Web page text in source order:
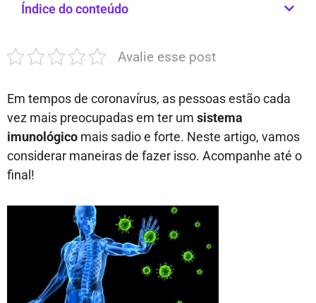
Índice do conteúdo
Avalie esse post
Em tempos de coronavírus, as pessoas estão cada
vez mais preocupadas em ter um sistema
imunológico mais sadio e forte. Neste artigo, vamos
considerar maneiras de fazer isso. Acompanhe até o
final!